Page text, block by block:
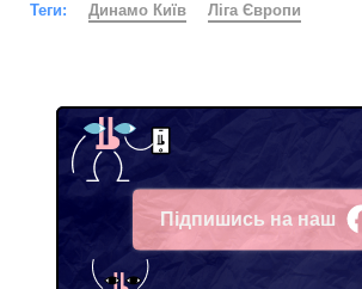
Теги: Динамо Київ Ліга Європи
Підпишись на наш
Facebook